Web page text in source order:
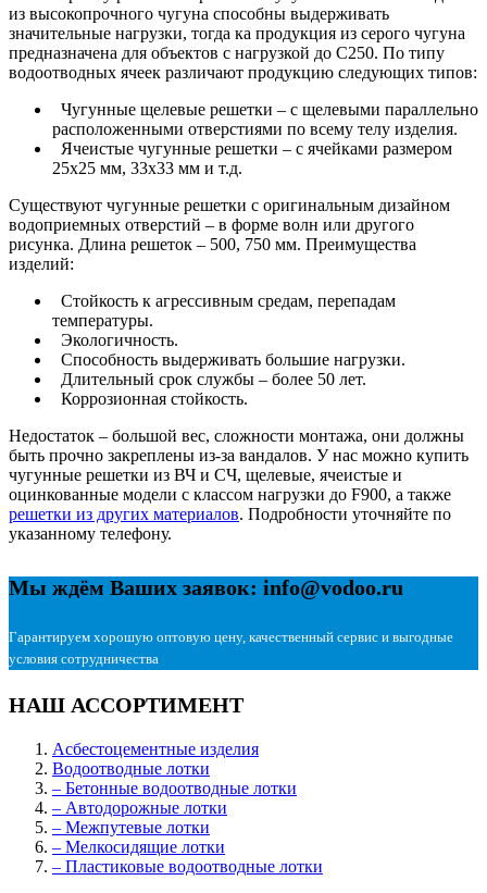
из высокопрочного чугуна способны выдерживать
значительные нагрузки, тогда ка продукция из серого чугуна
предназначена для объектов с нагрузкой до С250. По типу
водоотводных ячеек различают продукцию следующих типов:
Чугунные щелевые решетки – с щелевыми параллельно
расположенными отверстиями по всему телу изделия.
Ячеистые чугунные решетки – с ячейками размером
25х25 мм, 33х33 мм и т.д.
Существуют чугунные решетки с оригинальным дизайном
водоприемных отверстий – в форме волн или другого
рисунка. Длина решеток – 500, 750 мм. Преимущества
изделий:
Стойкость к агрессивным средам, перепадам
температуры.
Экологичность.
Способность выдерживать большие нагрузки.
Длительный срок службы – более 50 лет.
Коррозионная стойкость.
Недостаток – большой вес, сложности монтажа, они должны
быть прочно закреплены из-за вандалов. У нас можно купить
чугунные решетки из ВЧ и СЧ, щелевые, ячеистые и
оцинкованные модели с классом нагрузки до F900, а также
решетки из других материалов. Подробности уточняйте по
указанному телефону.
Мы ждём Ваших заявок: info@vodoo.ru
Гарантируем хорошую оптовую цену, качественный сервис и выгодные
условия сотрудничества
НАШ АССОРТИМЕНТ
Асбестоцементные изделия
Водоотводные лотки
– Бетонные водоотводные лотки
– Автодорожные лотки
– Межпутевые лотки
– Мелкосидящие лотки
– Пластиковые водоотводные лотки